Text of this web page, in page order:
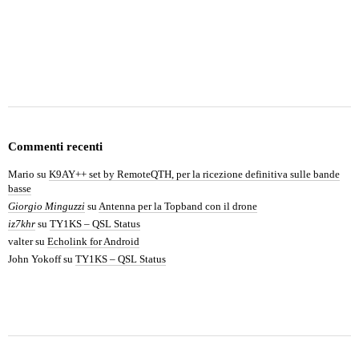
Commenti recenti
Mario su K9AY++ set by RemoteQTH, per la ricezione definitiva sulle bande
basse
Giorgio Minguzzi suAntenna per la Topband con il drone
iz7khr su TY1KS – QSL Status
valtersu Echolink for Android
John Yokoffsu TY1KS – QSL Status